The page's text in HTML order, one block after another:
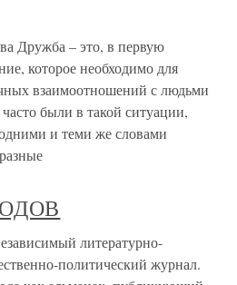
Дружба – это, в первую
которое необходимо для
взаимоотношений с людьми
были в такой ситуации,
и теми же словами
литературно-
политический журнал.